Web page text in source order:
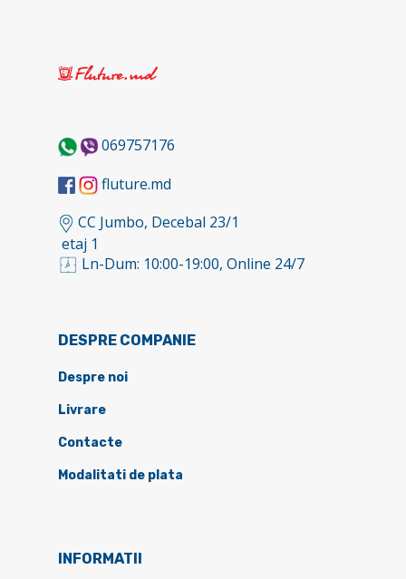
069757176
fluture.md
CC Jumbo, Decebal 23/1
etaj 1
Ln-Dum: 10:00-19:00, Online 24/7
DESPRE COMPANIE
Despre noi
Livrare
Contacte
Modalitati de plata
INFORMATII